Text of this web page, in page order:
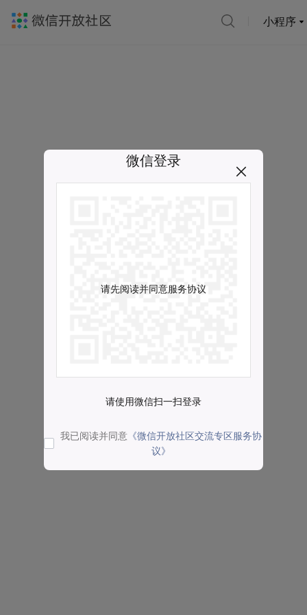
小程序
微信登录
请先阅读并同意服务协议
请使用微信扫一扫登录
我已阅读并同意 《微信开放社区交流专区服务协
议》